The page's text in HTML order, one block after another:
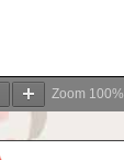
Zoom 100%